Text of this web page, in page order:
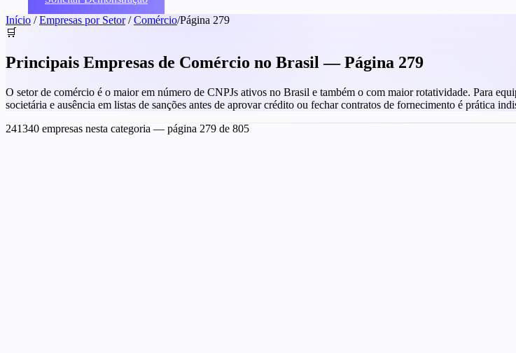
Início / Empresas por Setor / Comércio/Página 279
🛒
Principais Empresas de Comércio no Brasil — Página 279
O setor de comércio é o maior em número de CNPJs ativos no Brasil e também o com maior rotatividade. Para
societária e ausência em listas de sanções antes de aprovar crédito ou fechar contratos de fornecimento é prática
241340 empresas nesta categoria — página 279 de 805